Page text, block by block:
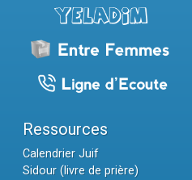
Ressources
Calendrier Juif
Sidour (livre de prière)